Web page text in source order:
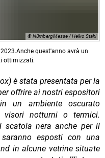
© NürnbergMesse / Heiko Stahl
quest'anno avrà un
ottimizzati.
è stata presentata per la
offrire ai nostri espositori
un ambiente oscurato
visori notturni o termici.
scatola nera anche per il
esposti con una
in alcune vetrine situate